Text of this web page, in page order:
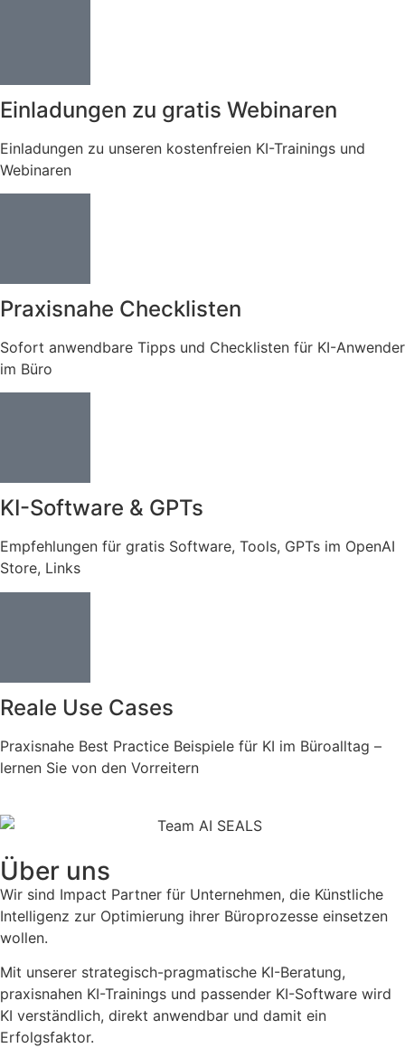
Einladungen zu gratis Webinaren
Einladungen zu unseren kostenfreien KI-Trainings und
Webinaren
Praxisnahe Checklisten
Sofort anwendbare Tipps und Checklisten für KI-Anwender
im Büro
KI-Software & GPTs
Empfehlungen für gratis Software, Tools, GPTs im OpenAI
Store, Links
Reale Use Cases
Praxisnahe Best Practice Beispiele für KI im Büroalltag –
lernen Sie von den Vorreitern
Über uns
Wir sind Impact Partner für Unternehmen, die Künstliche
Intelligenz zur Optimierung ihrer Büroprozesse einsetzen
wollen.
Mit unserer strategisch-pragmatische KI-Beratung,
praxisnahen KI-Trainings und passender KI-Software wird
KI verständlich, direkt anwendbar und damit ein
Erfolgsfaktor.